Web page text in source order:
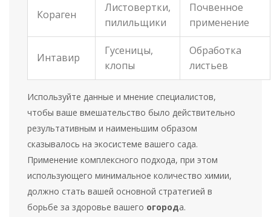
Кораген
Листовертки,
пилильщики
Почвенное
применение
Интавир
Гусеницы,
клопы
Обработка
листьев
Используйте данные и мнение специалистов,
чтобы ваше вмешательство было действительно
результативным и наименьшим образом
сказывалось на экосистеме вашего сада.
Применение комплексного подхода, при этом
использующего минимальное количество химии,
должно стать вашей основной стратегией в
борьбе за здоровье вашего огорода.